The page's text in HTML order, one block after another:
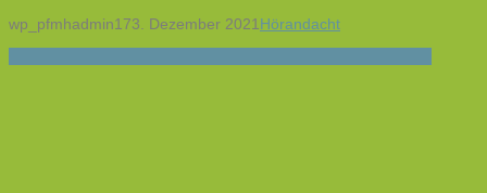
wp_pfmhadmin173. Dezember 2021 Hörandacht